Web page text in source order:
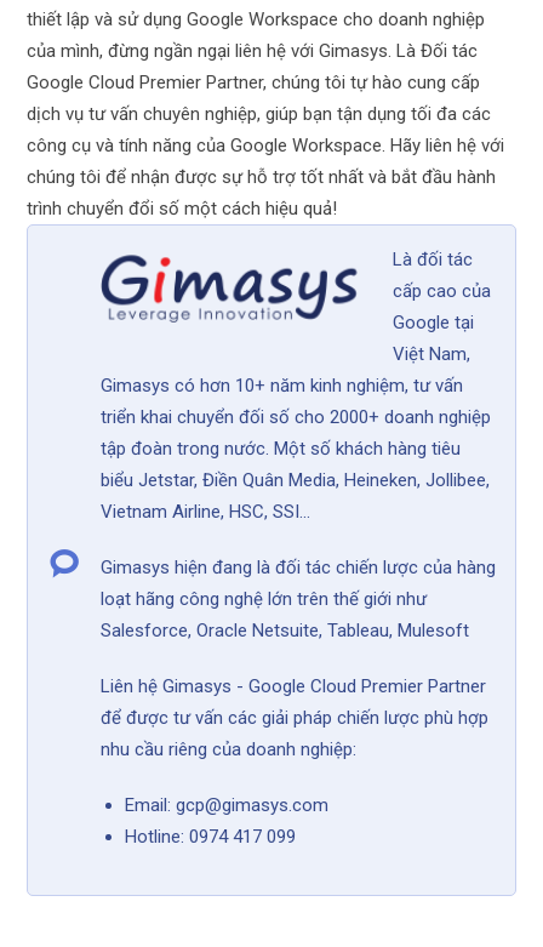
thiết lập và sử dụng Google Workspace cho doanh nghiệp
của mình, đừng ngần ngại liên hệ với Gimasys. Là Đối tác
Google Cloud Premier Partner, chúng tôi tự hào cung cấp
dịch vụ tư vấn chuyên nghiệp, giúp bạn tận dụng tối đa các
công cụ và tính năng của Google Workspace. Hãy liên hệ với
chúng tôi để nhận được sự hỗ trợ tốt nhất và bắt đầu hành
trình chuyển đổi số một cách hiệu quả!
Là đối tác
cấp cao của
Google tại
Việt Nam,
Gimasys có hơn 10+ năm kinh nghiệm, tư vấn
triển khai chuyển đối số cho 2000+ doanh nghiệp
tập đoàn trong nước. Một số khách hàng tiêu
biểu Jetstar, Điền Quân Media, Heineken, Jollibee,
Vietnam Airline, HSC, SSI...
Gimasys hiện đang là đối tác chiến lược của hàng
loạt hãng công nghệ lớn trên thế giới như
Salesforce, Oracle Netsuite, Tableau, Mulesoft
Liên hệ Gimasys - Google Cloud Premier Partner
để được tư vấn các giải pháp chiến lược phù hợp
nhu cầu riêng của doanh nghiệp:
Email: gcp@gimasys.com
Hotline: 0974 417 099